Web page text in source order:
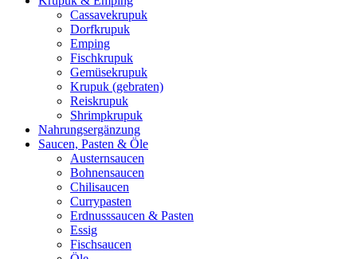
Cassavekrupuk
Dorfkrupuk
Emping
Fischkrupuk
Gemüsekrupuk
Krupuk (gebraten)
Reiskrupuk
Shrimpkrupuk
Nahrungsergänzung
Saucen, Pasten & Öle
Austernsaucen
Bohnensaucen
Chilisaucen
Currypasten
Erdnusssaucen & Pasten
Essig
Fischsaucen